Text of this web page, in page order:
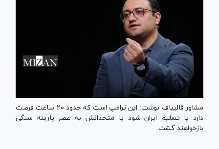
مشاور قالیباف نوشت: این ترامپ است که حدود ۲۰ ساعت فرصت
دارد یا تسلیم ایران شود یا متحدانش به عصر پارینه سنگی
بازخواهند گشت.